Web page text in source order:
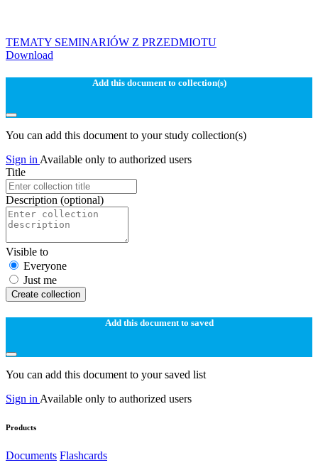
TEMATY SEMINARIÓW Z PRZEDMIOTU
Download
Add this document to collection(s)
You can add this document to your study collection(s)
Sign in Available only to authorized users
Title
Description (optional)
Visible to
Everyone
Just me
Create collection
Add this document to saved
You can add this document to your saved list
Sign in Available only to authorized users
Products
Documents Flashcards